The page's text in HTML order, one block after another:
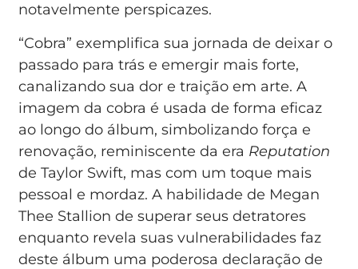
notavelmente perspicazes.
“Cobra” exemplifica sua jornada de deixar o
passado para trás e emergir mais forte,
canalizando sua dor e traição em arte. A
imagem da cobra é usada de forma eficaz
ao longo do álbum, simbolizando força e
renovação, reminiscente da era Reputation
de Taylor Swift, mas com um toque mais
pessoal e mordaz. A habilidade de Megan
Thee Stallion de superar seus detratores
enquanto revela suas vulnerabilidades faz
deste álbum uma poderosa declaração de